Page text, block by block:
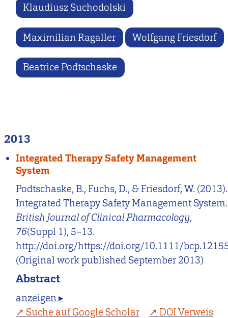
Klaudiusz Suchodolski
Maximilian Ragaller Wolfgang Friesdorf
Beatrice Podtschaske
2013
Integrated Therapy Safety Management
System
Podtschaske, B., Fuchs, D., & Friesdorf, W. (2013).
Integrated Therapy Safety Management System.
British Journal of Clinical Pharmacology,
76(Suppl 1), 5–13.
http://doi.org/https://doi.org/10.1111/
(Original work published September 2013)
Abstract
anzeigen ▸
Suche auf Google Scholar
DOI Verweis